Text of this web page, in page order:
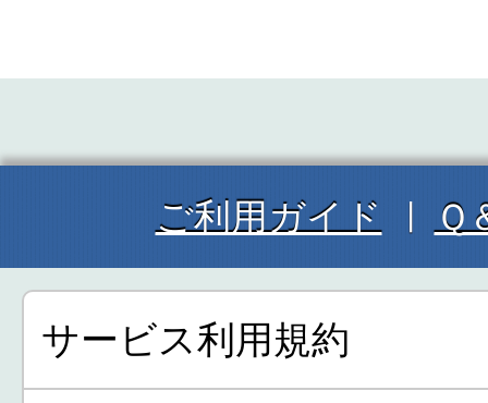
ご利用ガイド Ｑ
サービス利用規約